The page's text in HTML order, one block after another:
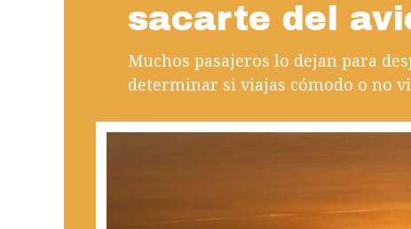
sacarte del
Muchos pasajeros lo dejan para
determinar si viajas cómodo o no